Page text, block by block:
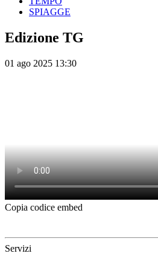
SPIAGGE
Edizione TG
01 ago 2025 13:30
Copia codice embed
Servizi